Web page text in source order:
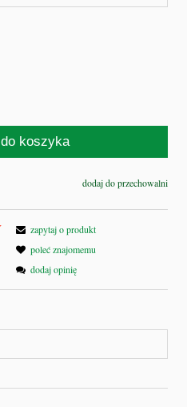
do koszyka
dodaj do przechowalni
zapytaj o produkt
poleć znajomemu
dodaj opinię